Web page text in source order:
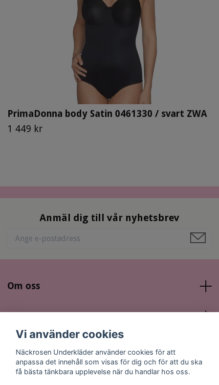
PrimaDonna body Satin 0461330 / svart ZWA
1 449 kr
Anmäl dig till vår nyhetsbrev
Om oss
Sociala medier
Vi använder cookies
Näckrosen Underkläder använder cookies för att
anpassa det innehåll som visas för dig och för att du ska
få bästa tänkbara upplevelse när du handlar hos oss.